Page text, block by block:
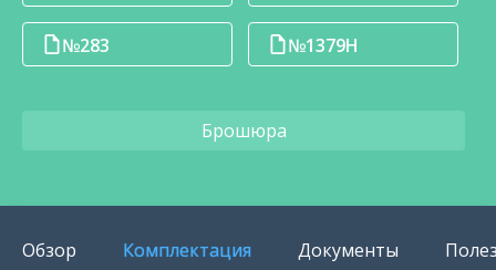
№283 №1379Н
Брошюра
Обзор Комплектация Документы